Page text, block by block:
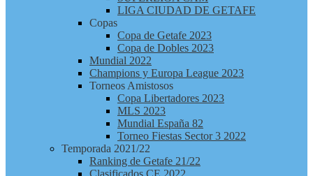
LIGA CIUDAD DE GETAFE
Copas
Copa de Getafe 2023
Copa de Dobles 2023
Mundial 2022
Champions y Europa League 2023
Torneos Amistosos
Copa Libertadores 2023
MLS 2023
Mundial España 82
Torneo Fiestas Sector 3 2022
Temporada 2021/22
Ranking de Getafe 21/22
Clasificados CE 2022